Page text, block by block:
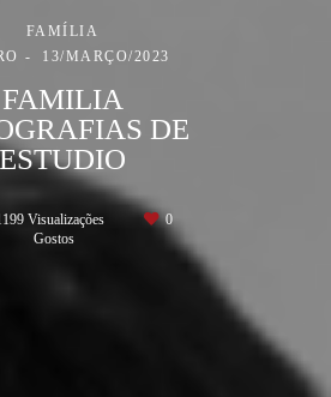
FAMÍLIA
13/MARÇO/2023
FAMILIA
DE
ESTUDIO
Visualizações
0
Gostos